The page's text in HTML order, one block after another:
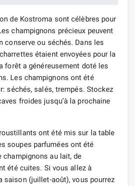
de Kostroma sont célèbres pour
champignons précieux peuvent
conserve ou séchés. Dans les
étaient envoyées pour la
forêt a généreusement doté les
Les champignons ont été
séchés, salés, trempés. Stockez
froides jusqu’à la prochaine
ont été mis sur la table
soupes parfumées ont été
champignons au lait, de
été cuites. Si vous allez à
saison (juillet-août), vous pourrez